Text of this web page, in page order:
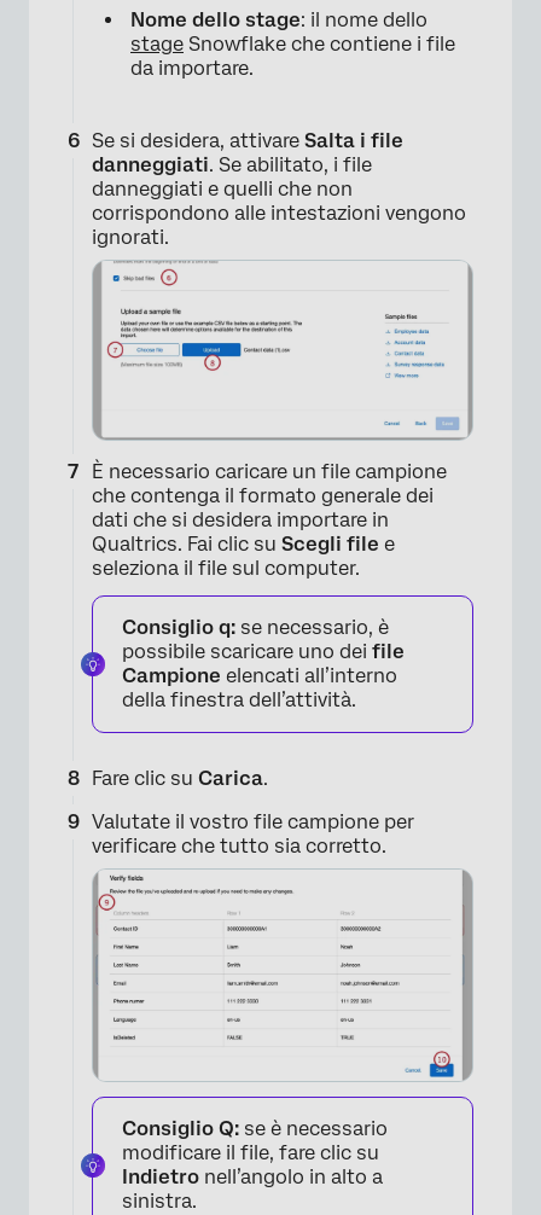
Nome dello stage: il nome dello
stage Snowflake che contiene i file
da importare.
Se si desidera, attivare Salta i file
danneggiati. Se abilitato, i file
danneggiati e quelli che non
corrispondono alle intestazioni vengono
ignorati.
È necessario caricare un file campione
che contenga il formato generale dei
dati che si desidera importare in
Qualtrics. Fai clic su Scegli file e
seleziona il file sul computer.
Consiglio q: se necessario, è
possibile scaricare uno dei file
Campione elencati all’interno
della finestra dell’attività.
Fare clic su Carica.
Valutate il vostro file campione per
verificare che tutto sia corretto.
Consiglio Q: se è necessario
modificare il file, fare clic su
Indietro nell’angolo in alto a
sinistra.